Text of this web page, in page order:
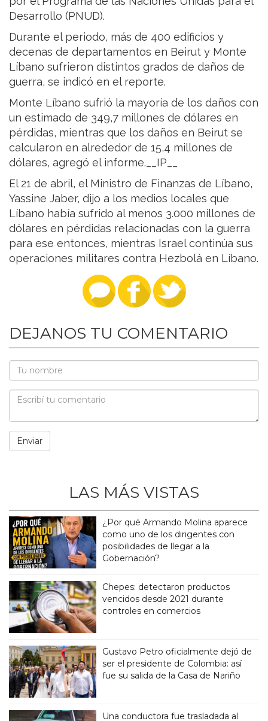
Desarrollo (PNUD).
Durante el periodo, más de 400 edificios y
decenas de departamentos en Beirut y Monte
Líbano sufrieron distintos grados de daños de
guerra, se indicó en el reporte.
Monte Líbano sufrió la mayoría de los daños con
un estimado de 349,7 millones de dólares en
pérdidas, mientras que los daños en Beirut se
calcularon en alrededor de 15,4 millones de
dólares, agregó el informe.__IP__
El 21 de abril, el Ministro de Finanzas de Líbano,
Yassine Jaber, dijo a los medios locales que
Líbano había sufrido al menos 3.000 millones de
dólares en pérdidas relacionadas con la guerra
para ese entonces, mientras Israel continúa sus
operaciones militares contra Hezbolá en Líbano.
DEJANOS TU COMENTARIO
LAS MÁS VISTAS
¿Por qué Armando Molina aparece
como uno de los dirigentes con
posibilidades de llegar a la
Gobernación?
Chepes: detectaron productos
vencidos desde 2021 durante
controles en comercios
Gustavo Petro oficialmente dejó de
ser el presidente de Colombia: así
fue su salida de la Casa de Nariño
Una conductora fue trasladada al